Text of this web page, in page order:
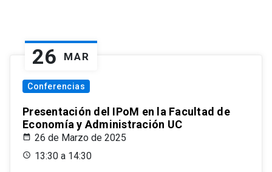
26 MAR
Conferencias
Presentación del IPoM en la Facultad de
Economía y Administración UC
26 de Marzo de 2025
13:30 a 14:30